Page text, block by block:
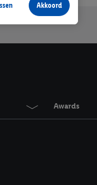
Awards
producten waarin je
te plaatsen
verschillende
kunnen worden
vergelijkbare
in te
Akkoord